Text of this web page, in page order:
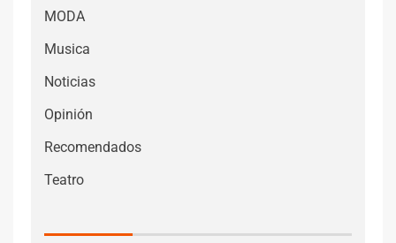
MODA
Musica
Noticias
Opinión
Recomendados
Teatro